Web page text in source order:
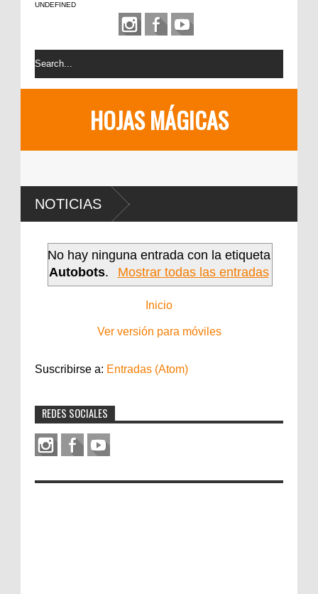
UNDEFINED
HOJAS MÁGICAS
NOTICIAS
No hay ninguna entrada con la etiqueta
Autobots. Mostrar todas las entradas
Inicio
Ver versión para móviles
Suscribirse a: Entradas (Atom)
REDES SOCIALES